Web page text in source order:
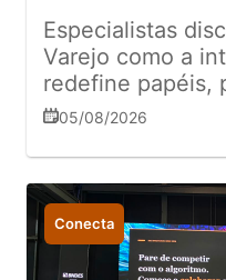
Especialistas
Varejo como a
redefine papéis,
de campo e
05/08/2026
Conecta